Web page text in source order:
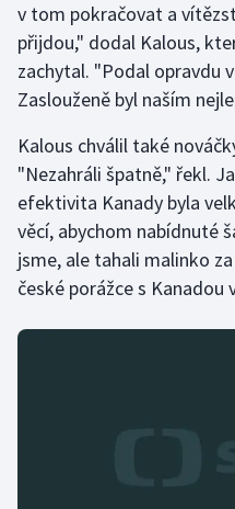
Stolní tenis
Triatlon
Veslování
Vodní slalom
Volejbal
Ostatní
v tom pokračovat a
přijdou," dodal Kalous,
zachytal. "Podal opravdu
Zaslouženě byl naším
Kalous chválil také
"Nezahráli špatně," řekl.
efektivita Kanady byla
věcí, abychom nabídnuté
jsme, ale tahali malinko
české porážce s Kanadou